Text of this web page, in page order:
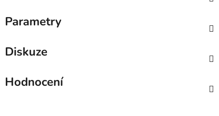
Parametry
Diskuze
Hodnocení